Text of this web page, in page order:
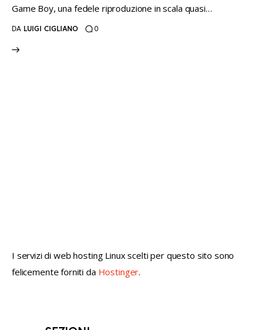
Game Boy, una fedele riproduzione in scala quasi…
DA LUIGI CIGLIANO 0
I servizi di web hosting Linux scelti per questo sito sono
felicemente forniti da Hostinger.